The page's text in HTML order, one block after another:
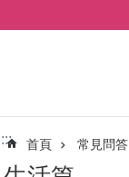
::: 首頁 常見問答